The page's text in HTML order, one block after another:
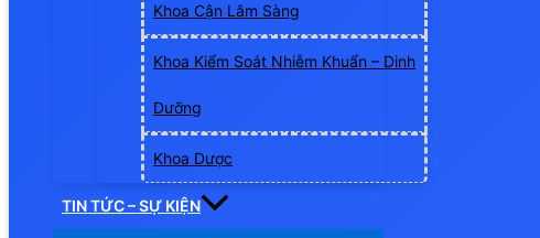
Khoa Cận Lâm Sàng
Khoa Kiểm Soát Nhiễm Khuẩn – Dinh
Dưỡng
Khoa Dược
TIN TỨC – SỰ KIỆN